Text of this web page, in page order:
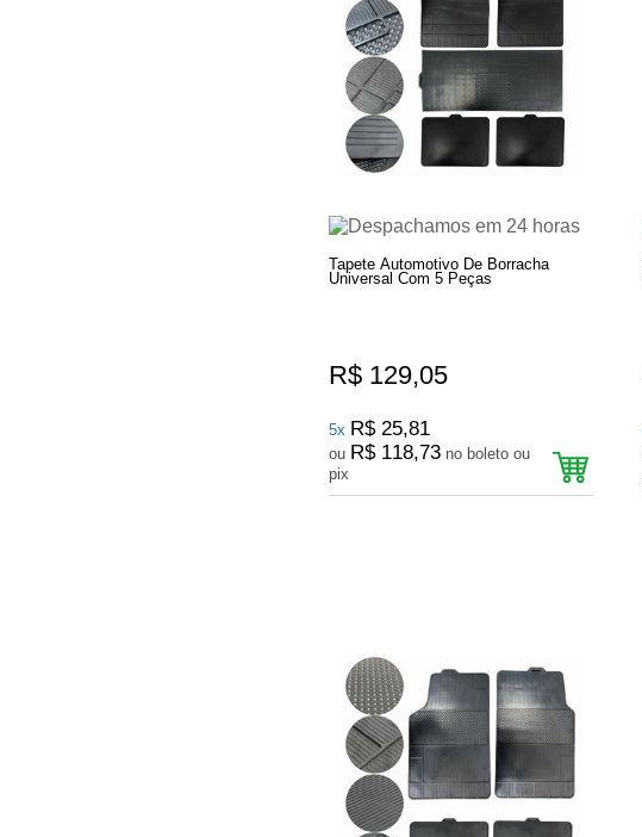
Tapete Automotivo De Borracha
Universal Com 5 Peças
R$ 129,05
5x R$ 25,81
ou R$ 118,73 no boleto ou
pix